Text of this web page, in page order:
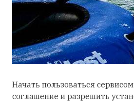
Начать пользоваться
соглашение и разрешить